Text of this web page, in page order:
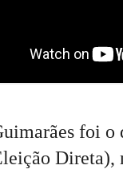
foi o
Direta),